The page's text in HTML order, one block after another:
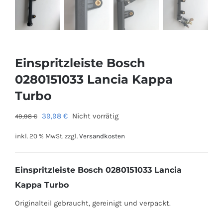
Einspritzleiste Bosch
0280151033 Lancia Kappa
Turbo
49,98€ Ursprünglicher
39,98 €Aktueller
ist:
Nicht vorrätig
inkl. 20 % MwSt. zzgl. Versandkosten
Einspritzleiste Bosch 0280151033 Lancia
Kappa Turbo
Originalteil gebraucht, gereinigt und verpackt.